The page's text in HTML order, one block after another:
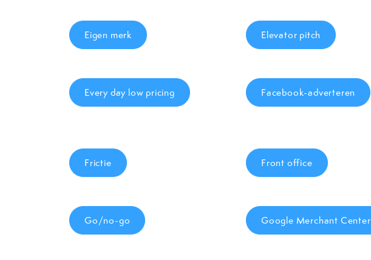
Eigen merk Elevator pitch
Every day low pricing Facebook-adverteren
Frictie Front office
Go/no-go Google Merchant Center